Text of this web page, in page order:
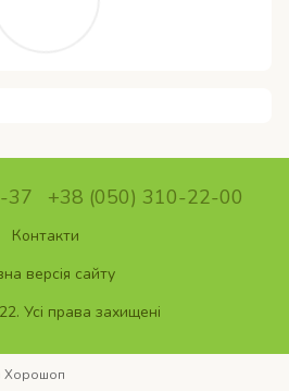
37 +38 (050) 310-22-00
Контакти
версія сайту
Усі права захищені
Хорошоп